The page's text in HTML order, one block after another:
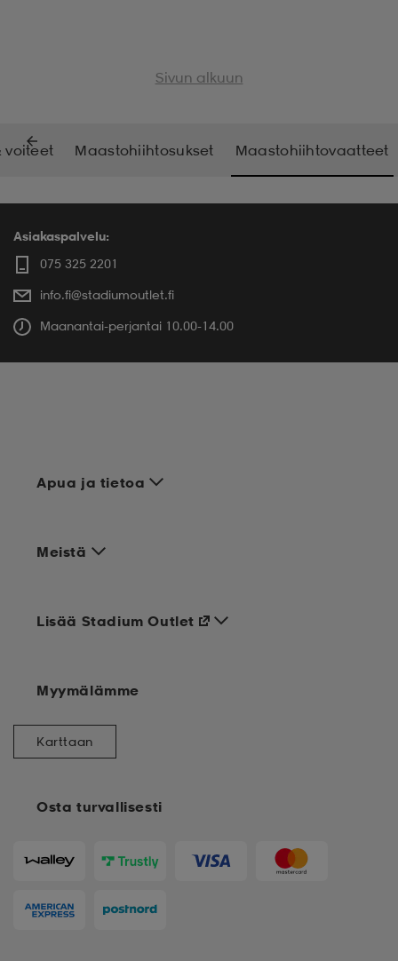
Sivun alkuun
voiteet Maastohiihtosukset Maastohiihtovaatteet
Asiakaspalvelu:
075 325 2201
info.fi@stadiumoutlet.fi
Maanantai-perjantai 10.00-14.00
Apua ja tietoa
Meistä
Osta turvallisesti
Lisää Stadium Outlet
Myymälämme
Karttaan